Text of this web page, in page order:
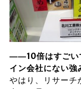
――10倍はすご
イン会社にない強
やはり、リサーチ